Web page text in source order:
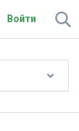
Войти